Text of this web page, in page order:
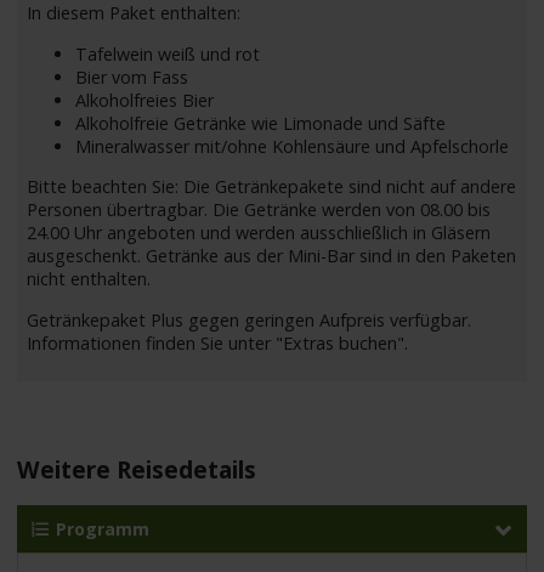
In diesem Paket enthalten:
Tafelwein weiß und rot
Bier vom Fass
Alkoholfreies Bier
Alkoholfreie Getränke wie Limonade und Säfte
Mineralwasser mit/ohne Kohlensäure und Apfelschorle
Bitte beachten Sie: Die Getränkepakete sind nicht auf andere
Personen übertragbar. Die Getränke werden von 08.00 bis
24.00 Uhr angeboten und werden ausschließlich in Gläsern
ausgeschenkt. Getränke aus der Mini-Bar sind in den Paketen
nicht enthalten.
Getränkepaket Plus gegen geringen Aufpreis verfügbar.
Informationen finden Sie unter "Extras buchen".
Weitere Reisedetails
Programm